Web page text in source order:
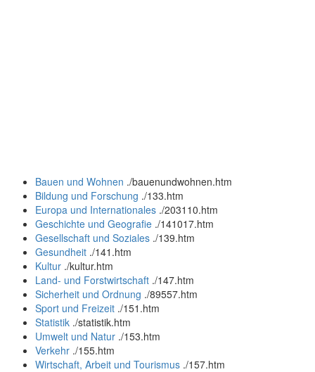
Bauen und Wohnen ./bauenundwohnen.htm
Bildung und Forschung ./133.htm
Europa und Internationales ./203110.htm
Geschichte und Geografie ./141017.htm
Gesellschaft und Soziales ./139.htm
Gesundheit ./141.htm
Kultur ./kultur.htm
Land- und Forstwirtschaft ./147.htm
Sicherheit und Ordnung ./89557.htm
Sport und Freizeit ./151.htm
Statistik ./statistik.htm
Umwelt und Natur ./153.htm
Verkehr ./155.htm
Wirtschaft, Arbeit und Tourismus ./157.htm